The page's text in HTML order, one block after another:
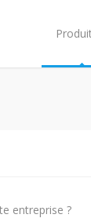
entreprise ?